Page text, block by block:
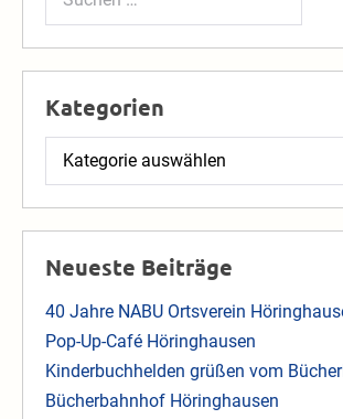
Kategorien
Kategorien
Neueste Beiträge
40 Jahre NABU Ortsverein
Pop-Up-Café Höringhausen
Kinderbuchhelden grüßen vom
Bücherbahnhof Höringhausen